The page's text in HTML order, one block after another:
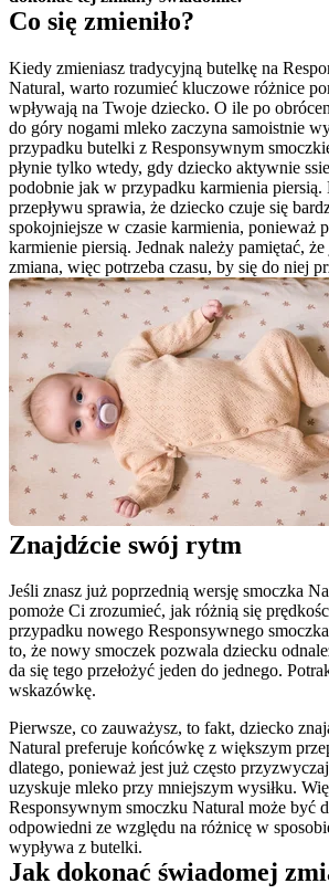
Co się zmieniło?
Kiedy zmieniasz tradycyjną butelkę na
Natural, warto rozumieć kluczowe różnice
wpływają na Twoje dziecko. O ile po
do góry nogami mleko zaczyna samoistnie
przypadku butelki z Responsywnym
płynie tylko wtedy, gdy dziecko aktywnie
podobnie jak w przypadku karmienia
przepływu sprawia, że dziecko czuje się
spokojniejsze w czasie karmienia, ponieważ
karmienie piersią. Jednak należy pamiętać,
zmiana, więc potrzeba czasu, by się do niej
Znajdźcie swój rytm
Jeśli znasz już poprzednią wersję smoczka
pomoże Ci zrozumieć, jak różnią się
przypadku nowego Responsywnego
to, że nowy smoczek pozwala dziecku
da się tego przełożyć jeden do jednego.
wskazówkę.
Pierwsze, co zauważysz, to fakt, dziecko
Natural preferuje końcówkę z większym
dlatego, ponieważ jest już często
uzyskuje mleko przy mniejszym wysiłku.
Responsywnym smoczku Natural może być
odpowiedni ze względu na różnicę w
wypływa z butelki.
Jak dokonać świadomej